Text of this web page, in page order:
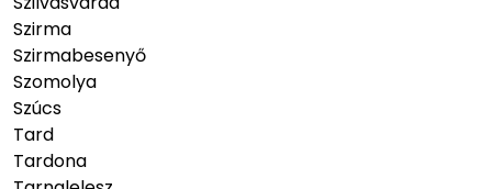
Szirma
Szirmabesenyő
Szomolya
Szúcs
Tard
Tardona